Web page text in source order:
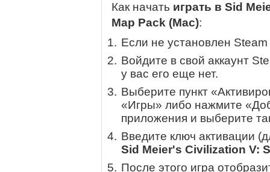
Как начать играть в Sid
Map Pack (Mac):
Если не установлен
Войдите в свой аккаунт
у вас его еще нет.
Выберите пункт
«Игры» либо нажмите
приложения и выберите
Введите ключ активации
Sid Meier's Civilization V:
После этого игра